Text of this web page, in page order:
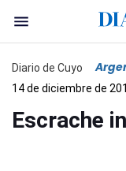
Diario de Cuyo
14 de diciembre de
Escrache